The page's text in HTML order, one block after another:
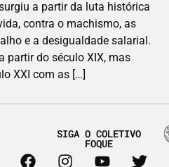
a partir da luta histórica
contra o machismo, as
e a desigualdade salarial.
partir do século XIX, mas
XXI com as […]
SIGA O COLETIVO
FOQUE